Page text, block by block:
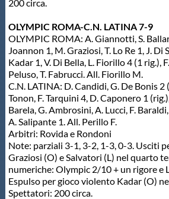
200 circa.
OLYMPIC ROMA-C.N. LATINA 7-9
OLYMPIC ROMA: A. Giannotti, S.
Joannon 1, M. Graziosi, T. Lo Re 1, J. Di
Kadar 1, V. Di Bella, L. Fiorillo 4 (1 rig.),
Peluso, T. Fabrucci. All. Fiorillo M.
C.N. LATINA: D. Candidi, G. De Bonis 2
Tonon, F. Tarquini 4, D. Caponero 1
Barela, G. Ambrosini, A. Lucci, F.
A. Salipante 1. All. Perillo F.
Arbitri: Rovida e Rondoni
Note: parziali 3-1, 3-2, 1-3, 0-3. Usciti
Graziosi (O) e Salvatori (L) nel quarto
numeriche: Olympic 2/10 + un rigore e
Espulso per gioco violento Kadar (O)
Spettatori: 200 circa.